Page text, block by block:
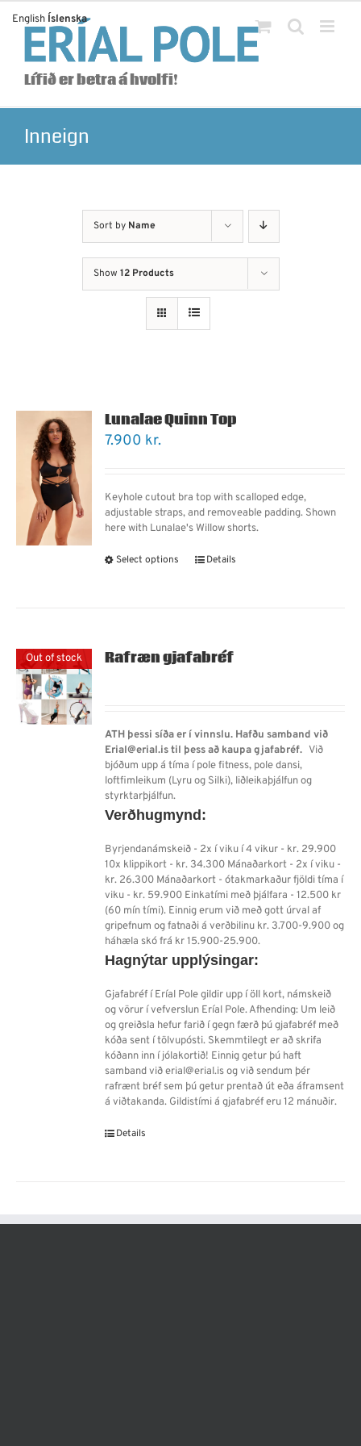
content
Lífið er betra á hvolfi!
Inneign
Sort by Name
Show 12 Products
Lunalae Quinn Top
7.900 kr.
Keyhole cutout bra top with scalloped edge,
adjustable straps, and removeable padding. Shown
here with Lunalae's Willow shorts.
Select options Details
Out of stock Rafræn gjafabréf
ATH þessi síða er í vinnslu. Hafðu samband við
Erial@erial.is til þess að kaupa gjafabréf. Við
bjóðum upp á tíma í pole fitness, pole dansi,
loftfimleikum (Lyru og Silki), liðleikaþjálfun og
styrktarþjálfun.
Verðhugmynd:
Byrjendanámskeið - 2x í viku í 4 vikur - kr. 29.900
10x klippikort - kr. 34.300 Mánaðarkort - 2x í viku -
kr. 26.300 Mánaðarkort - ótakmarkaður fjöldi tíma í
viku - kr. 59.900 Einkatími með þjálfara - 12.500 kr
(60 mín tími). Einnig erum við með gott úrval af
gripefnum og fatnaði á verðbilinu kr. 3.700-9.900 og
háhæla skó frá kr 15.900-25.900.
Hagnýtar upplýsingar:
Gjafabréf í Eríal Pole gildir upp í öll kort, námskeið
og vörur í vefverslun Eríal Pole. Afhending: Um leið
og greiðsla hefur farið í gegn færð þú gjafabréf með
kóða sent í tölvupósti. Skemmtilegt er að skrifa
kóðann inn í jólakortið! Einnig getur þú haft
samband við erial@erial.is og við sendum þér
rafrænt bréf sem þú getur prentað út eða áframsent
á viðtakanda. Gildistími á gjafabréf eru 12 mánuðir.
Details
English Íslenska